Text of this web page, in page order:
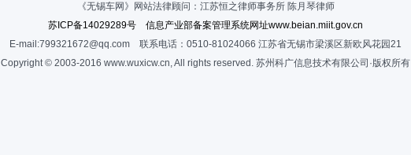
《无锡车网》网站法律顾问：江苏恒之律师事务所 陈月琴律师
苏ICP备14029289号 信息产业部备案管理系统网址www.beian.miit.gov.cn
E-mail:799321672@qq.com 联系电话：0510-81024066 江苏省无锡市梁溪区新欧风花园21
Copyright © 2003-2016 www.wuxicw.cn, All rights reserved. 苏州科广信息技术有限公司·版权所有